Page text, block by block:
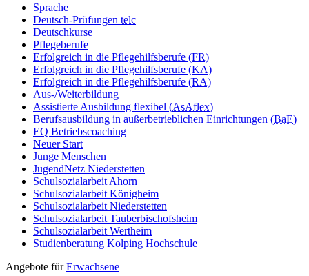
Sprache
Deutsch-Prüfungen telc
Deutschkurse
Pflegeberufe
Erfolgreich in die Pflegehilfsberufe (FR)
Erfolgreich in die Pflegehilfsberufe (KA)
Erfolgreich in die Pflegehilfsberufe (RA)
Aus-/Weiterbildung
Assistierte Ausbildung flexibel (AsAflex)
Berufsausbildung in außerbetrieblichen Einrichtungen (BaE)
EQ Betriebscoaching
Neuer Start
Junge Menschen
JugendNetz Niederstetten
Schulsozialarbeit Ahorn
Schulsozialarbeit Königheim
Schulsozialarbeit Niederstetten
Schulsozialarbeit Tauberbischofsheim
Schulsozialarbeit Wertheim
Studienberatung Kolping Hochschule
Angebote fürErwachsene